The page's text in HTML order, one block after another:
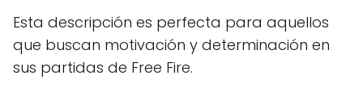
Esta descripción es perfecta para aquellos
que buscan motivación y determinación en
sus partidas de Free Fire.